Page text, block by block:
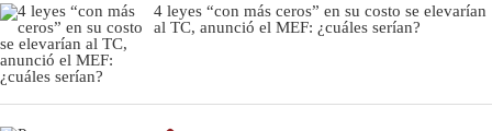
4 leyes “con más ceros” en su costo se elevarían
al TC, anunció el MEF: ¿cuáles serían?